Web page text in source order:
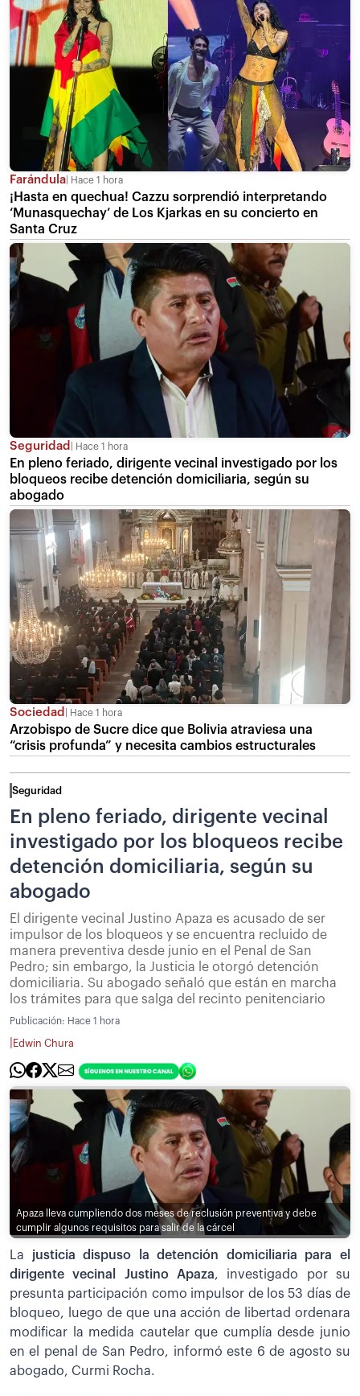
Farándula Hace 1 hora
¡Hasta en quechua! Cazzu sorprendió interpretando
‘Munasquechay’ de Los Kjarkas en su concierto en
Santa Cruz
Seguridad Hace 1 hora
En pleno feriado, dirigente vecinal investigado por los
bloqueos recibe detención domiciliaria, según su
abogado
Sociedad Hace 1 hora
Arzobispo de Sucre dice que Bolivia atraviesa una
“crisis profunda” y necesita cambios estructurales
Seguridad
En pleno feriado, dirigente vecinal
investigado por los bloqueos recibe
detención domiciliaria, según su
abogado
El dirigente vecinal Justino Apaza es acusado de ser
impulsor de los bloqueos y se encuentra recluido de
manera preventiva desde junio en el Penal de San
Pedro; sin embargo, la Justicia le otorgó detención
domiciliaria. Su abogado señaló que están en marcha
los trámites para que salga del recinto penitenciario
Publicación: Hace 1 hora
Edwin Chura
Apaza lleva cumpliendo dos meses de reclusión preventiva y debe
cumplir algunos requisitos para salir de la cárcel
La justicia dispuso la detención domiciliaria para el
dirigente vecinal Justino Apaza, investigado por su
presunta participación como impulsor de los 53 días de
bloqueo, luego de que una acción de libertad ordenara
modificar la medida cautelar que cumplía desde junio
en el penal de San Pedro, informó este 6 de agosto su
abogado, Curmi Rocha.